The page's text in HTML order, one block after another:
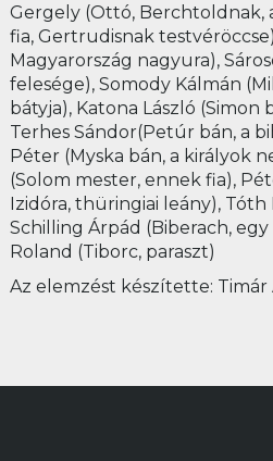
Gergely (Ottó, Berchtoldnak,
fia, Gertrudisnak
Magyarország nagyura),
felesége), Somody Kálmán
bátyja), Katona László (Simon
Terhes Sándor(Petúr bán, a
Péter (Myska bán, a királyok
(Solom mester, ennek fia),
Izidóra, thüringiai leány),
Schilling Árpád (Biberach,
Roland (Tiborc, paraszt)
Az elemzést készítette: Timár